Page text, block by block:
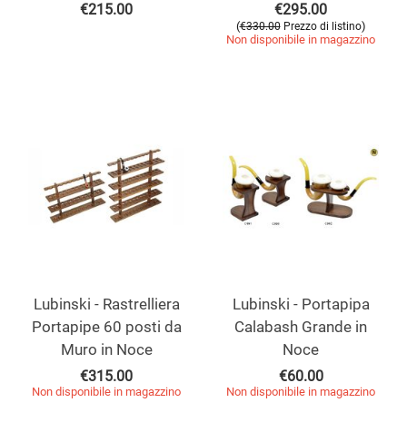
€215.00 €295.00
(€330.00 Prezzo di listino)
Non disponibile in magazzino
Lubinski - Rastrelliera
Portapipe 60 posti da
Muro in Noce
€315.00
Non disponibile in magazzino
Lubinski - Portapipa
Calabash Grande in
Noce
€60.00
Non disponibile in magazzino